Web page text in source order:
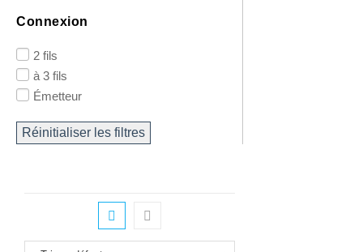
Connexion
2 fils
à 3 fils
Émetteur
Réinitialiser les filtres